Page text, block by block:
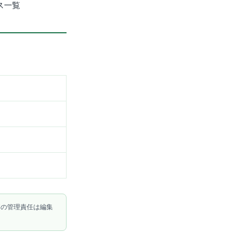
一覧
管理責任は編集